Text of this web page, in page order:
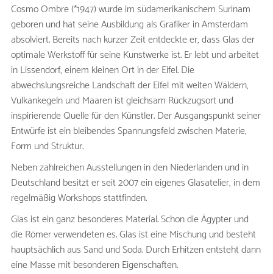
Cosmo Ombre (*1947) wurde im südamerikanischem Surinam
geboren und hat seine Ausbildung als Grafiker in Amsterdam
absolviert. Bereits nach kurzer Zeit entdeckte er, dass Glas der
optimale Werkstoff für seine Kunstwerke ist. Er lebt und arbeitet
in Lissendorf, einem kleinen Ort in der Eifel. Die
abwechslungsreiche Landschaft der Eifel mit weiten Wäldern,
Vulkankegeln und Maaren ist gleichsam Rückzugsort und
inspirierende Quelle für den Künstler. Der Ausgangspunkt seiner
Entwürfe ist ein bleibendes Spannungsfeld zwischen Materie,
Form und Struktur.
Neben zahlreichen Ausstellungen in den Niederlanden und in
Deutschland besitzt er seit 2007 ein eigenes Glasatelier, in dem
regelmäßig Workshops stattfinden.
Glas ist ein ganz besonderes Material. Schon die Ägypter und
die Römer verwendeten es. Glas ist eine Mischung und besteht
hauptsächlich aus Sand und Soda. Durch Erhitzen entsteht dann
eine Masse mit besonderen Eigenschaften.